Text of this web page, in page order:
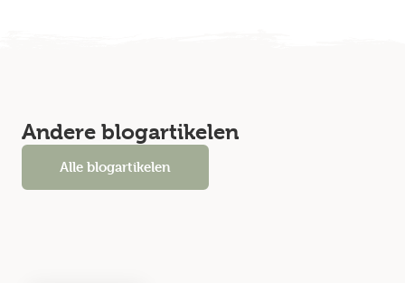
Andere blogartikelen
Alle blogartikelen